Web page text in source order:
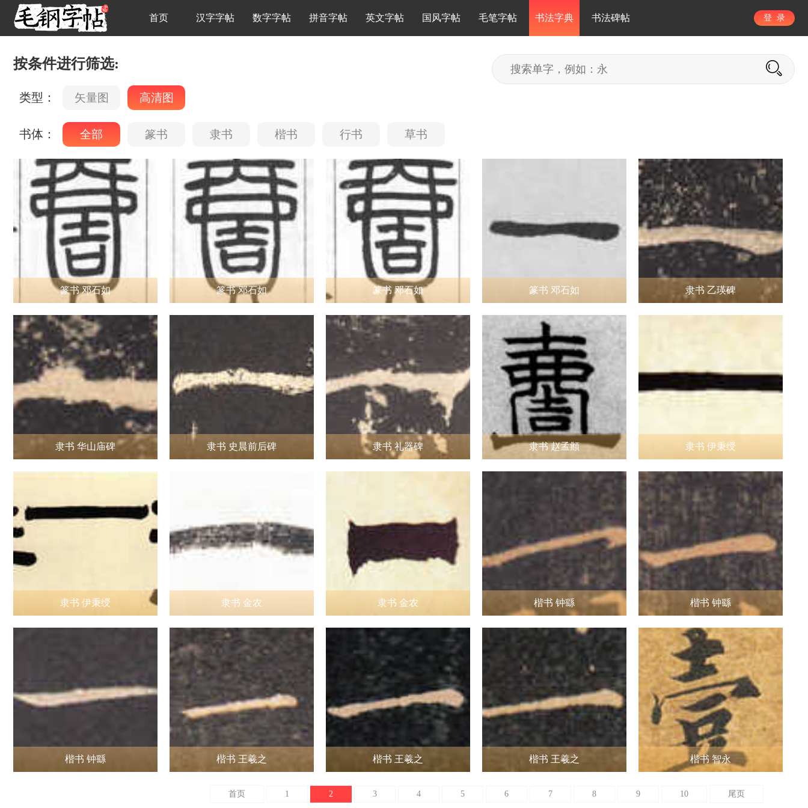
首页 汉字字帖 数字字帖 拼音字帖 英文字帖 国风字帖 毛笔字帖 书法字典 书法碑帖 登 录
按条件进行筛选:
类型： 矢量图 高清图
书体： 全部 篆书 隶书 楷书 行书 草书
篆书 邓石如 篆书 邓石如 篆书 邓石如 篆书 邓石如 隶书 乙瑛碑
隶书 华山庙碑 隶书 史晨前后碑 隶书 礼器碑 隶书 赵孟頫 隶书 伊秉绶
隶书 伊秉绶 隶书 金农 隶书 金农 楷书 钟繇 楷书 钟繇
楷书 钟繇 楷书 王羲之 楷书 王羲之 楷书 王羲之 楷书 智永
首页 1 2 3 4 5 6 7 8 9 10 尾页